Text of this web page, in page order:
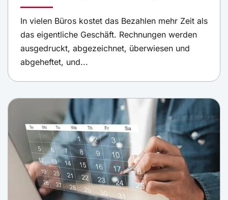
In vielen Büros kostet das Bezahlen mehr Zeit als
das eigentliche Geschäft. Rechnungen werden
ausgedruckt, abgezeichnet, überwiesen und
abgeheftet, und...